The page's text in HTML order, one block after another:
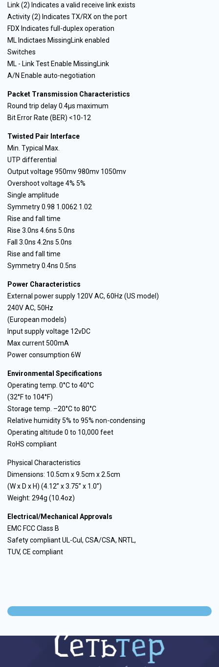
Link (2) Indicates a valid receive link exists
Activity (2) Indicates TX/RX on the port
FDX Indicates full-duplex operation
ML Indictaes MissingLink enabled
Switches
ML - Link Test Enable MissingLink
A/N Enable auto-negotiation
Packet Transmission Characteristics
Round trip delay 0.4µs maximum
Bit Error Rate (BER) <10-12
Twisted Pair Interface
Min. Typical Max.
UTP differential
Output voltage 950mv 980mv 1050mv
Overshoot voltage 4% 5%
Single amplitude
Symmetry 0.98 1.0062 1.02
Rise and fall time
Rise 3.0ns 4.6ns 5.0ns
Fall 3.0ns 4.2ns 5.0ns
Rise and fall time
Symmetry 0.4ns 0.5ns
Power Characteristics
External power supply 120V AC, 60Hz (US model)
240V AC, 50Hz
(European models)
Input supply voltage 12vDC
Max current 500mA
Power consumption 6W
Environmental Specifications
Operating temp. 0°C to 40°C
(32°F to 104°F)
Storage temp. –20°C to 80°C
Relative humidity 5% to 95% non-condensing
Operating altitude 0 to 10,000 feet
RoHS compliant
Physical Characteristics
Dimensions: 10.5cm x 9.5cm x 2.5cm
(W x D x H) (4.12” x 3.75” x 1.0”)
Weight: 294g (10.4oz)
Electrical/Mechanical Approvals
EMC FCC Class B
Safety compliant UL-Cul, CSA/CSA, NRTL,
TUV, CE compliant